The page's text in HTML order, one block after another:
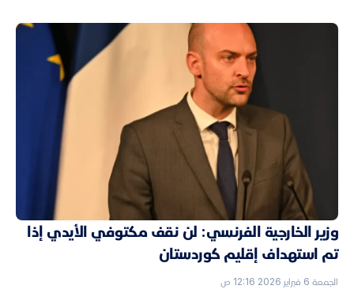
وزير الخارجية الفرنسي: لن نقف مكتوفي الأيدي إذا
تم استهداف إقليم كوردستان
الجمعة 6 فبراير 2026 12:16 ص